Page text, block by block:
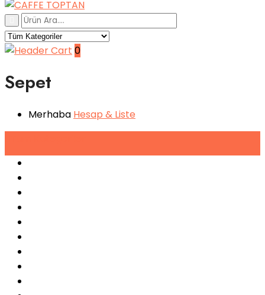
0
Sepet
Merhaba Hesap & Liste